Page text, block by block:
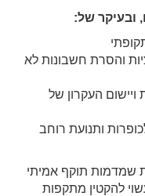
ובעיקר של:
והסרת חשבונות לא
העקרון של
שמדמות תוקף אמיתי
להקטין מתקפות